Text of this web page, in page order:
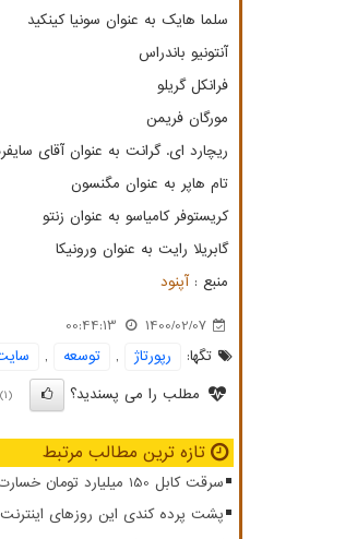
سلما هایک به عنوان سونیا کینکید
آنتونیو باندراس
فرانکل گریلو
مورگان فریمن
ریچارد ای. گرانت به عنوان آقای
تام هاپر به عنوان مگنسون
کریستوفر کامیاسو به عنوان زنتو
گابریلا رایت به عنوان ورونیکا
منبع : آپنود
1400/02/07
00:44:13
تگها:
رپورتاژ , توسعه ,
مطلب را می پسندید؟
(1)
تازه ترین مطالب مرتبط
سرقت کابل 150 میلیارد تومان خسارت زد
پشت پرده کندی این روزهای